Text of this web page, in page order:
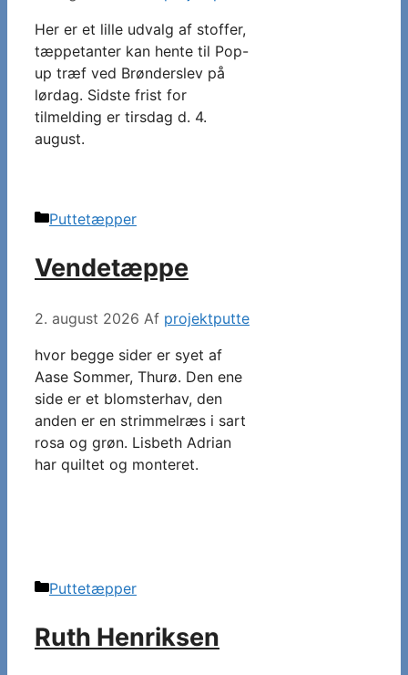
Her er et lille udvalg af stoffer,
tæppetanter kan hente til Pop-
up træf ved Brønderslev på
lørdag. Sidste frist for
tilmelding er tirsdag d. 4.
august.
Kategorier
Puttetæpper
Vendetæppe
2. august 2026 Af projektputte
hvor begge sider er syet af
Aase Sommer, Thurø. Den ene
side er et blomsterhav, den
anden er en strimmelræs i sart
rosa og grøn. Lisbeth Adrian
har quiltet og monteret.
Kategorier
Puttetæpper
Ruth Henriksen